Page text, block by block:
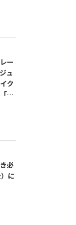
ー
ュ
ク
ド
必
に